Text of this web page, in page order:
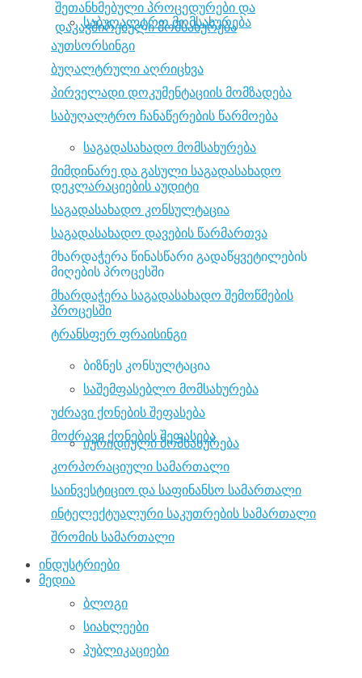
შეთანხმებული პროცედურები და
დაკავშირებული მომსახურება
საბუღალტრო მომსახურება
აუთსორსინგი
ბუღალტრული აღრიცხვა
პირველადი დოკუმენტაციის მომზადება
საბუღალტრო ჩანაწერების წარმოება
საგადასახადო მომსახურება
მიმდინარე და გასული საგადასახადო
დეკლარაციების აუდიტი
საგადასახადო კონსულტაცია
საგადასახადო დავების წარმართვა
მხარდაჭერა წინასწარი გადაწყვეტილების
მიღების პროცესში
მხარდაჭერა საგადასახადო შემოწმების
პროცესში
ტრანსფერ ფრაისინგი
ბიზნეს კონსულტაცია
საშემფასებლო მომსახურება
უძრავი ქონების შეფასება
მოძრავი ქონების შეფასება
იურიდიული მომსახურება
კორპორაციული სამართალი
საინვესტიციო და საფინანსო სამართალი
ინტელექტუალური საკუთრების სამართალი
შრომის სამართალი
ინდუსტრიები
მედია
ბლოგი
სიახლეები
პუბლიკაციები